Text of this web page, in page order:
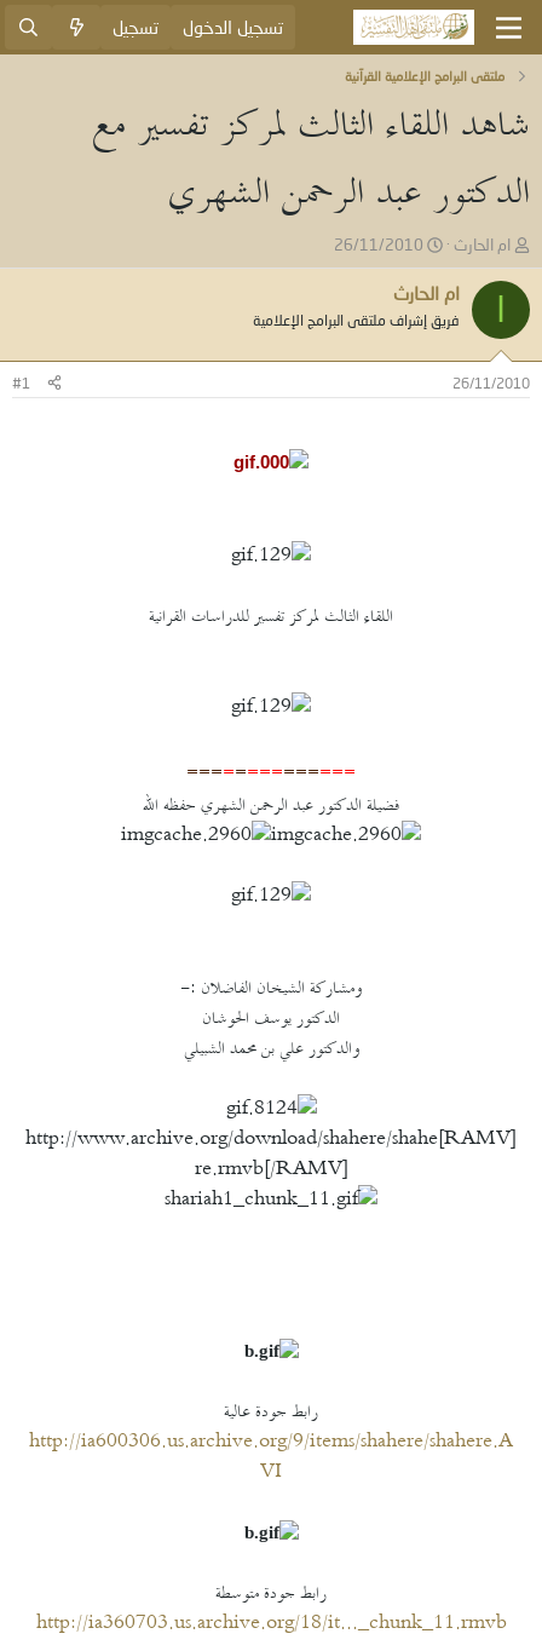
تسجيل الدخول تسجيل
ملتقى البرامج الإعلامية القرآنية
شاهد اللقاء الثالث لمركز تفسير مع
الدكتور عبد الرحمن الشهري
ب
ا
د
ل
م
و
ام الحارث
ت
ا
ر
خ
ب
26/11/2010
ام الحارث
فريق إشراف ملتقى البرامج الإعلامية
26/11/2010
#1
اللقاء الثالث لمركز تفسير للدراسات القرانية
===
===
===
=
=
===
فضيلة الدكتور عبد الرحمن الشهري حفظه الله
ومشاركة الشيخان الفاضلان :-
الدكتور يوسف الحوشان
والدكتور علي بن محمد الشبيلي
[RAMV]http://www.archive.org/download/shahere/shahe
re.rmvb[/RAMV]
رابط جودة عالية
http://ia600306.us.archive.org/9/items/shahere/shahere.A
VI
رابط جودة متوسطة
http://ia360703.us.archive.org/18/it..._chunk_11.rmvb